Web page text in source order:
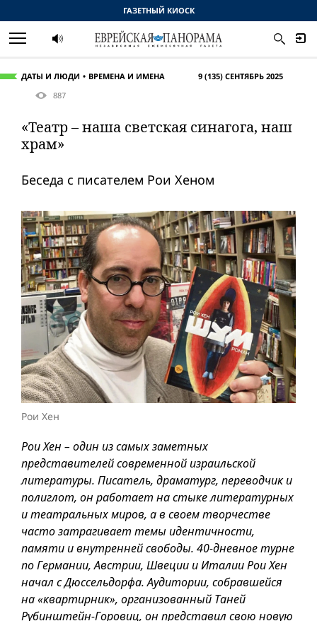
ДАТЫ И ЛЮДИ ВРЕМЕНА И ИМЕНА
9 (135) СЕНТЯБРЬ 2025
887
«Театр – наша светская синагога, наш
храм»
Беседа с писателем Рои Хеном
Рои Хен
Рои Хен – один из самых заметных
представителей современной израильской
литературы. Писатель, драматург, переводчик и
полиглот, он работает на стыке литературных
и театральных миров, а в своем творчестве
часто затрагивает темы идентичности,
памяти и внутренней свободы. 40-дневное турне
по Германии, Австрии, Швеции и Италии Рои Хен
начал с Дюссельдорфа. Аудитории, собравшейся
на «квартирник», организованный Таней
Рубинштейн-Горовиц, он представил свою новую
ГАЗЕТНЫЙ КИОСК